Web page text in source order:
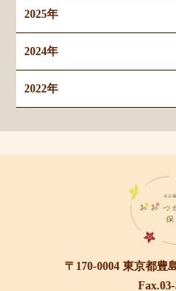
2025年
2024年
2022年
〒170-0004 東京都豊
Fax.03-